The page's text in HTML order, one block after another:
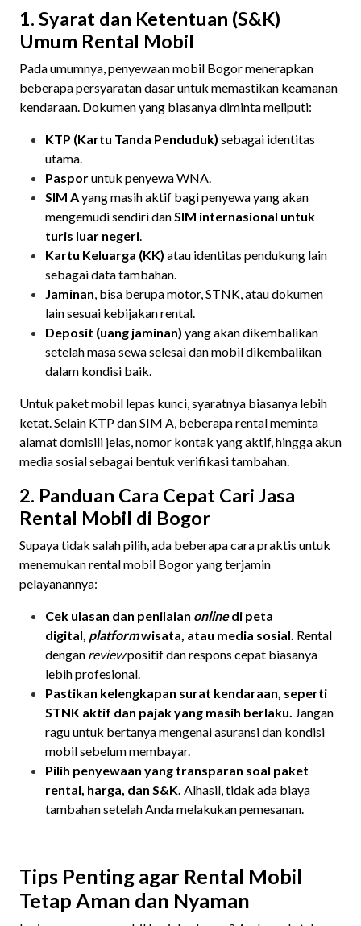
1. Syarat dan Ketentuan (S&K)
Umum Rental Mobil
Pada umumnya, penyewaan mobil Bogor menerapkan
beberapa persyaratan dasar untuk memastikan keamanan
kendaraan. Dokumen yang biasanya diminta meliputi:
KTP (Kartu Tanda Penduduk) sebagai identitas
utama.
Pasporuntuk penyewa WNA.
SIM Ayang masih aktif bagi penyewa yang akan
mengemudi sendiri dan SIM internasional untuk
turis luar negeri
Kartu Keluarga (KK) atau identitas pendukung lain
sebagai data tambahan.
Jaminan , bisa berupa motor, STNK, atau dokumen
lain sesuai kebijakan rental.
Deposit (uang jaminan) yang akan dikembalikan
setelah masa sewa selesai dan mobil dikembalikan
dalam kondisi baik.
Untuk paket mobil lepas kunci, syaratnya biasanya lebih
ketat. Selain KTP dan SIM A, beberapa rental meminta
alamat domisili jelas, nomor kontak yang aktif, hingga akun
media sosial sebagai bentuk verifikasi tambahan.
2. Panduan Cara Cepat Cari Jasa
Rental Mobil di Bogor
Supaya tidak salah pilih, ada beberapa cara praktis untuk
menemukan rental mobil Bogor yang terjamin
pelayanannya:
Cek ulasan dan penilaian onlinedi peta
digital, platformwisata, atau media sosial. Rental
dengan reviewpositif dan respons cepat biasanya
lebih profesional.
Pastikan kelengkapan surat kendaraan, seperti
STNK aktif dan pajak yang masih berlaku. Jangan
ragu untuk bertanya mengenai asuransi dan kondisi
mobil sebelum membayar.
Pilih penyewaan yang transparan soal paket
rental, harga, dan S&K. Alhasil, tidak ada biaya
tambahan setelah Anda melakukan pemesanan.
Tips Penting agar Rental Mobil
Tetap Aman dan Nyaman